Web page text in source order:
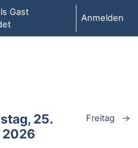
Gast
Anmelden
25.
Freitag →